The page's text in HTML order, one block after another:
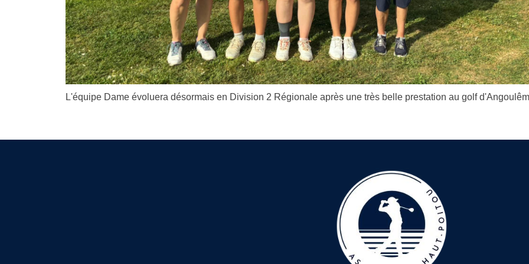
L'équipe Dame évoluera désormais en Division 2 Régionale après une très belle prestation au golf